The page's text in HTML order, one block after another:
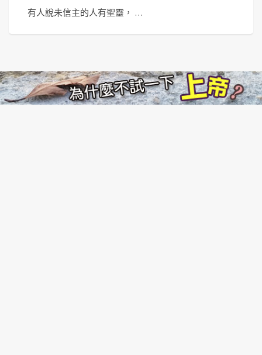
有人說未信主的人有聖靈， …